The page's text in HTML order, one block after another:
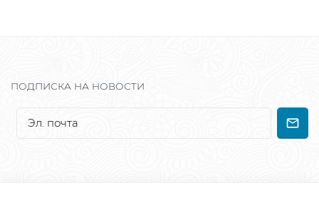
ПОДПИСКА НА НОВОСТИ